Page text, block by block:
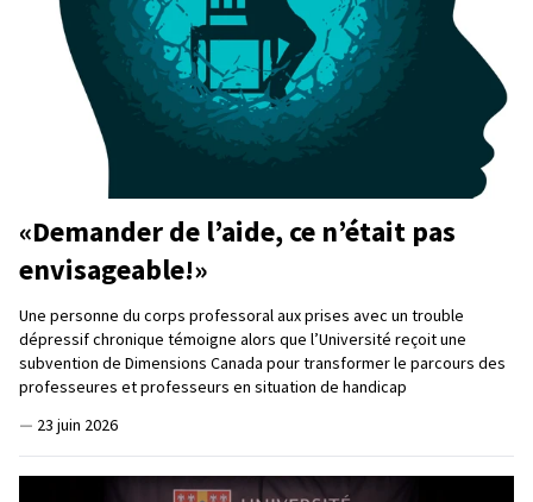
«Demander de l’aide, ce n’était pas
envisageable!»
Une personne du corps professoral aux prises avec un trouble
dépressif chronique témoigne alors que l’Université reçoit une
subvention de Dimensions Canada pour transformer le parcours des
professeures et professeurs en situation de handicap
— 23 juin 2026